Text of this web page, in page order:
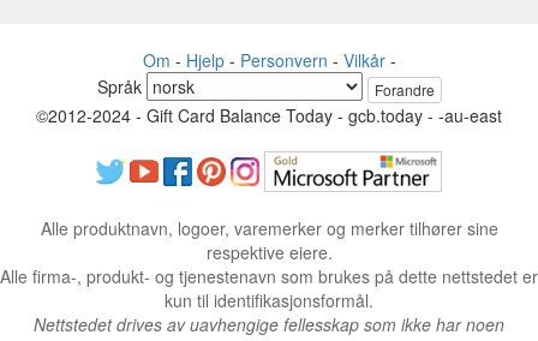
Om - Hjelp- Personvern - Vilkår-
Språk
Forandre
©2012-2024 - Gift Card Balance Today - gcb.today - -au-east
Alle produktnavn, logoer, varemerker og merker tilhører sine
respektive eiere.
Alle firma-, produkt- og tjenestenavn som brukes på dette nettstedet er
kun til identifikasjonsformål.
Nettstedet drives av uavhengige fellesskap som ikke har noen